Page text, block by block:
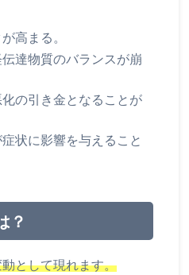
高まる。
達物質のバランスが崩
の引き金となることが
状に影響を与えること
？
として現れます。